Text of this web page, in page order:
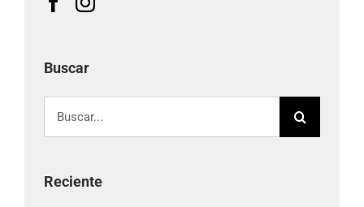
Buscar
Reciente